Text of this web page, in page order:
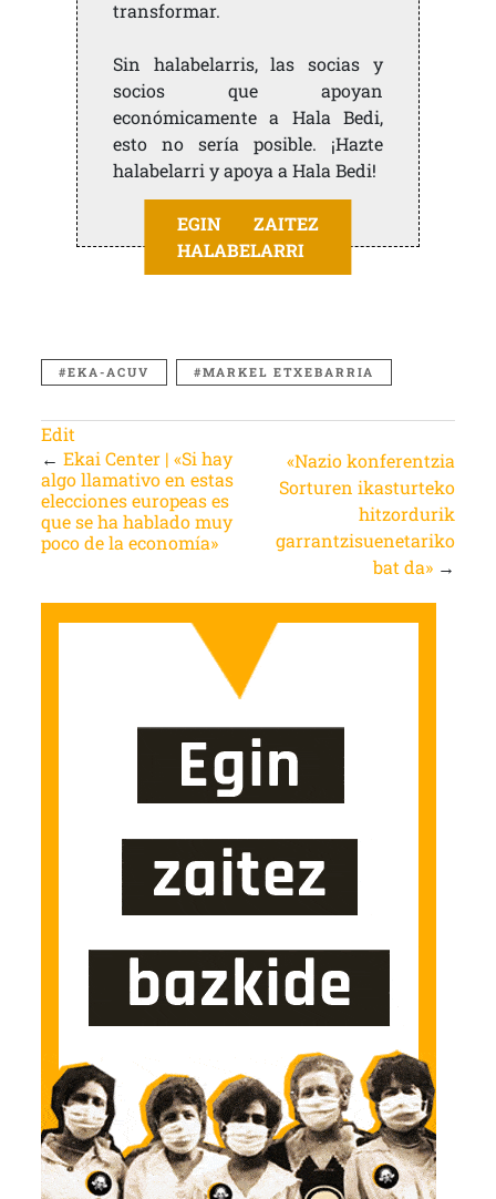
transformar.
Sin halabelarris, las socias y
socios que apoyan
económicamente a Hala Bedi,
esto no sería posible. ¡Hazte
halabelarri y apoya a Hala Bedi!
EGIN ZAITEZ
HALABELARRI
EKA-ACUV MARKEL ETXEBARRIA
Edit
← Ekai Center | «Si hay
algo llamativo en estas
elecciones europeas es
que se ha hablado muy
poco de la economía»
«Nazio konferentzia
Sorturen ikasturteko
hitzordurik
garrantzisuenetariko
bat da» →